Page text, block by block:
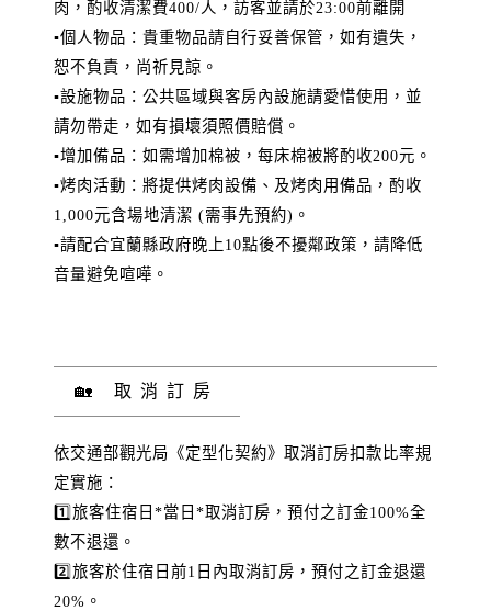
肉，酌收清潔費400/人，訪客並請於23:00前離開
▪️個人物品：貴重物品請自行妥善保管，如有遺失，
恕不負責，尚祈見諒。
▪️設施物品：公共區域與客房內設施請愛惜使用，並
請勿帶走，如有損壞須照價賠償。
▪️增加備品：如需增加棉被，每床棉被將酌收200元。
▪️烤肉活動：將提供烤肉設備、及烤肉用備品，酌收
1,000元含場地清潔 (需事先預約)。
▪️請配合宜蘭縣政府晚上10點後不擾鄰政策，請降低
音量避免喧嘩。
🏡 取消訂房
依交通部觀光局《定型化契約》取消訂房扣款比率規
定實施：
1️⃣旅客住宿日*當日*取消訂房，預付之訂金100%全
數不退還。
2️⃣旅客於住宿日前1日內取消訂房，預付之訂金退還
20%。